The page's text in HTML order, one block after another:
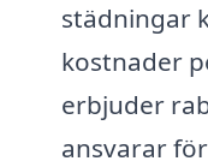
städningar
kostnader
erbjuder
ansvarar